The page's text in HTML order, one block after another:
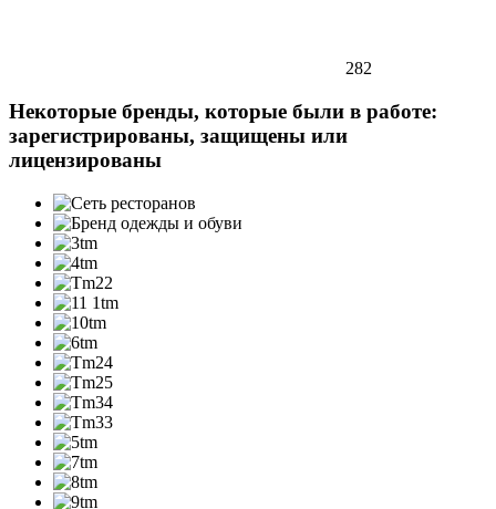
282
Некоторые бренды, которые были в работе:
зарегистрированы, защищены или
лицензированы